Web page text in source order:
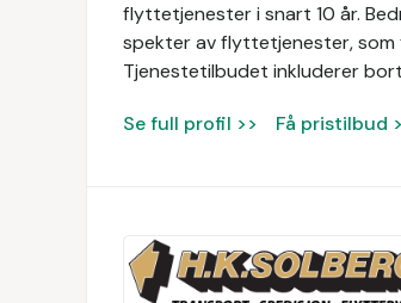
flyttetjenester i snart 10 år.
spekter av flyttetjenester,
Tjenestetilbudet inkluderer
Se full profil >> Få pristilbud